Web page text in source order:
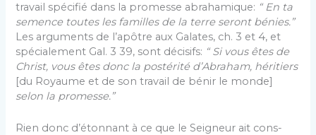
travail spécifié dans la promesse abrahamique: “ En ta
semence toutes les familles de la terre seront bénies.”
Les arguments de l’apôtre aux Galates, ch. 3 et 4, et
spécialement Gal. 3 39, sont décisifs: “ Si vous êtes de
Christ, vous êtes donc la postérité d’Abraham, héritiers
[du Royaume et de son travail de bénir le monde]
selon la promesse.”
Rien donc d’étonnant à ce que le Seigneur ait cons­